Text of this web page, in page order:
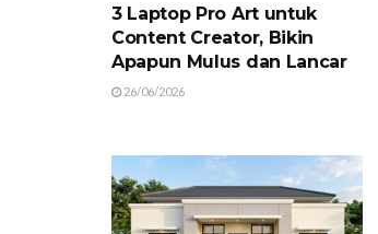
3 Laptop Pro Art untuk
Content Creator, Bikin
Apapun Mulus dan Lancar
26/06/2026